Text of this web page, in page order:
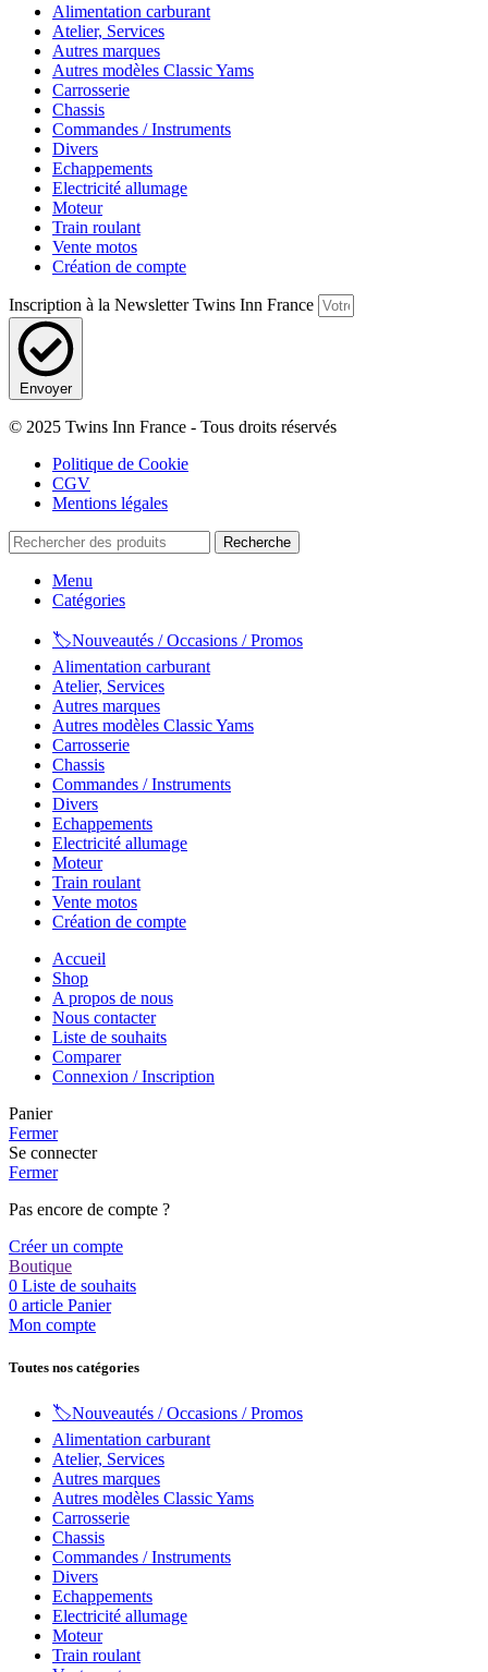
Alimentation carburant
Atelier, Services
Autres marques
Autres modèles Classic Yams
Carrosserie
Chassis
Commandes / Instruments
Divers
Echappements
Electricité allumage
Moteur
Train roulant
Vente motos
Création de compte
Inscription à la Newsletter Twins Inn France
Envoyer
© 2025 Twins Inn France - Tous droits réservés
Politique de Cookie
CGV
Mentions légales
Recherche
Menu
Catégories
🏷️Nouveautés / Occasions / Promos
Alimentation carburant
Atelier, Services
Autres marques
Autres modèles Classic Yams
Carrosserie
Chassis
Commandes / Instruments
Divers
Echappements
Electricité allumage
Moteur
Train roulant
Vente motos
Création de compte
Accueil
Shop
A propos de nous
Nous contacter
Liste de souhaits
Comparer
Connexion / Inscription
Panier
Fermer
Se connecter
Fermer
Pas encore de compte ?
Créer un compte
Boutique
0 Liste de souhaits
0 article Panier
Mon compte
Toutes nos catégories
🏷️Nouveautés / Occasions / Promos
Alimentation carburant
Atelier, Services
Autres marques
Autres modèles Classic Yams
Carrosserie
Chassis
Commandes / Instruments
Divers
Echappements
Electricité allumage
Moteur
Train roulant